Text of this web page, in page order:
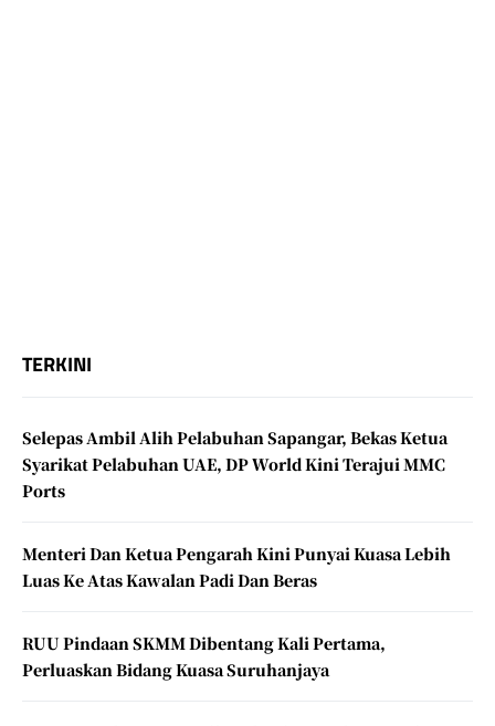
TERKINI
Selepas Ambil Alih Pelabuhan Sapangar, Bekas Ketua
Syarikat Pelabuhan UAE, DP World Kini Terajui MMC
Ports
Menteri Dan Ketua Pengarah Kini Punyai Kuasa Lebih
Luas Ke Atas Kawalan Padi Dan Beras
RUU Pindaan SKMM Dibentang Kali Pertama,
Perluaskan Bidang Kuasa Suruhanjaya